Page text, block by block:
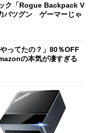
ク「Rogue Backpack V
バツグン ゲーマーじゃ
ってたの？」80％OFF
の本気が凄すぎる